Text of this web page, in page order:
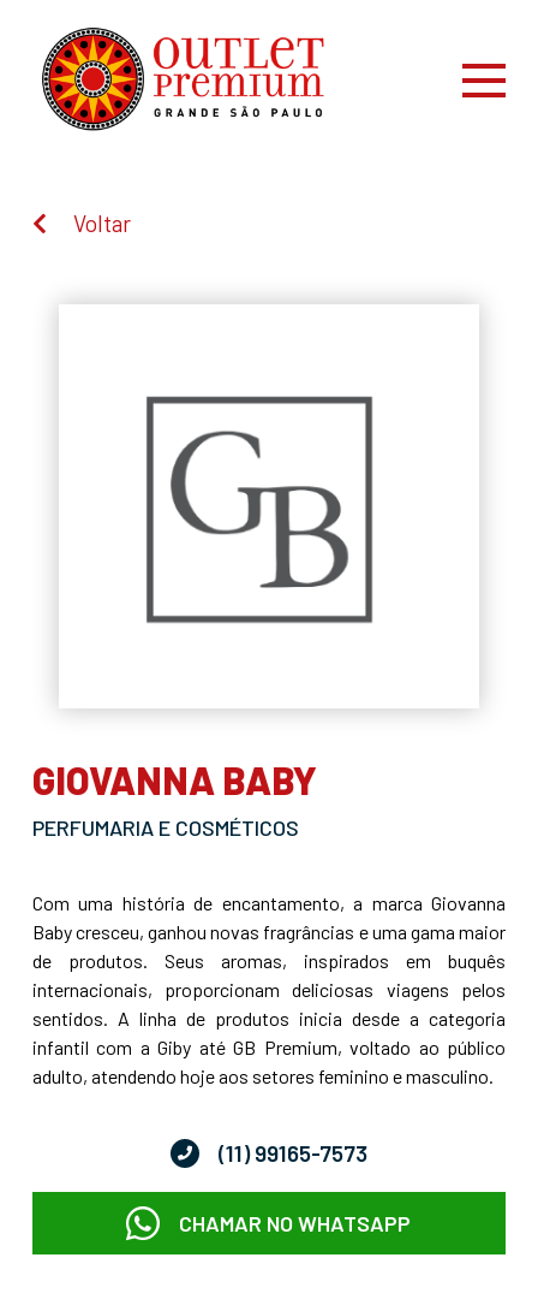
Voltar
GIOVANNA BABY
PERFUMARIA E COSMÉTICOS
Com uma história de encantamento, a marca Giovanna
Baby cresceu, ganhou novas fragrâncias e uma gama maior
de produtos. Seus aromas, inspirados em buquês
internacionais, proporcionam deliciosas viagens pelos
sentidos. A linha de produtos inicia desde a categoria
infantil com a Giby até GB Premium, voltado ao público
adulto, atendendo hoje aos setores feminino e masculino.
(11) 99165-7573
CHAMAR NO WHATSAPP